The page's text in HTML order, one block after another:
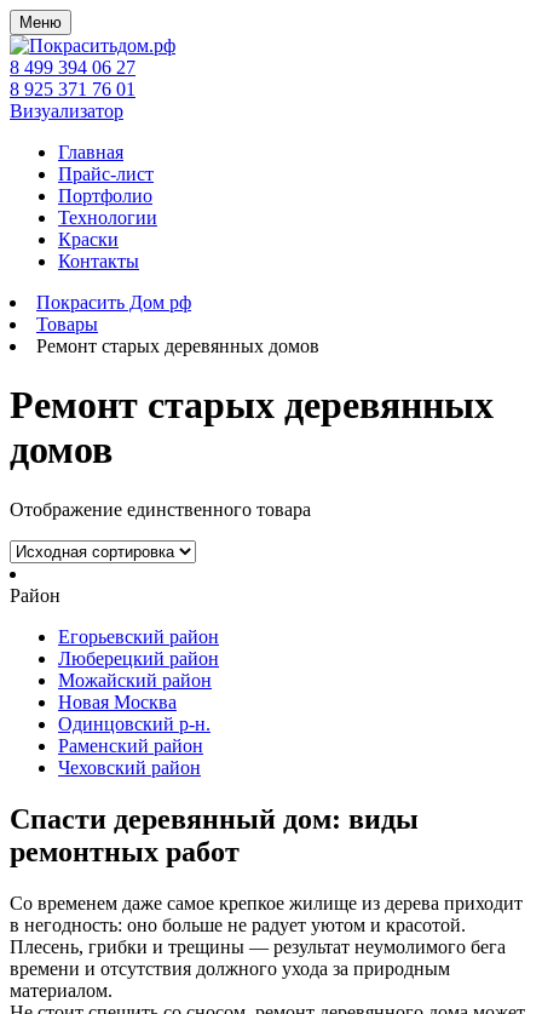
Меню
8 499 394 06 27
8 925 371 76 01
Визуализатор
Главная
Прайс-лист
Портфолио
Технологии
Краски
Контакты
Покрасить Дом рф
Товары
Ремонт старых деревянных домов
Ремонт старых деревянных
домов
Отображение единственного товара
Район
Егорьевский район
Люберецкий район
Можайский район
Новая Москва
Одинцовский р-н.
Раменский район
Чеховский район
Спасти деревянный дом: виды
ремонтных работ
Со временем даже самое крепкое жилище из дерева приходит
в негодность: оно больше не радует уютом и красотой.
Плесень, грибки и трещины — результат неумолимого бега
времени и отсутствия должного ухода за природным
материалом.